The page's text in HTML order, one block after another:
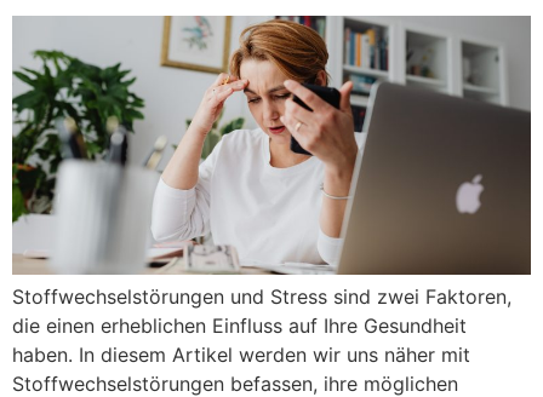
Stoffwechselstörungen und Stress sind zwei Faktoren,
die einen erheblichen Einfluss auf Ihre Gesundheit
haben. In diesem Artikel werden wir uns näher mit
Stoffwechselstörungen befassen, ihre möglichen